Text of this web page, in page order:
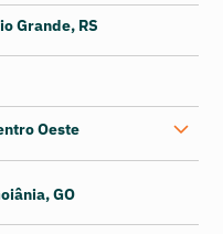
Grande, RS
Oeste
GO